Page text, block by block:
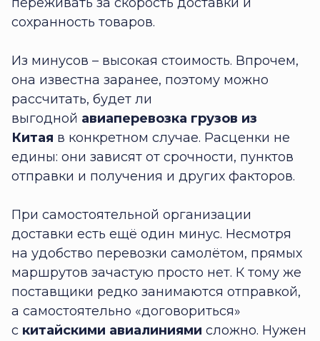
сохранность товаров.
Из минусов – высокая стоимость. Впрочем,
она известна заранее, поэтому можно
рассчитать, будет ли
выгодной авиаперевозка грузов из
Китая в конкретном случае. Расценки не
едины: они зависят от срочности, пунктов
отправки и получения и других факторов.
При самостоятельной организации
доставки есть ещё один минус. Несмотря
на удобство перевозки самолётом, прямых
маршрутов зачастую просто нет. К тому же
поставщики редко занимаются отправкой,
а самостоятельно «договориться»
с китайскими авиалиниями сложно. Нужен